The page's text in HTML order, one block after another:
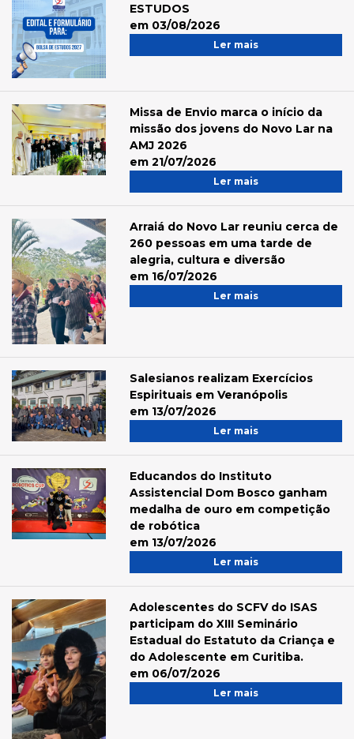
ESTUDOS
em 03/08/2026
Ler mais
Missa de Envio marca o início da
missão dos jovens do Novo Lar na
AMJ 2026
em 21/07/2026
Ler mais
Arraiá do Novo Lar reuniu cerca de
260 pessoas em uma tarde de
alegria, cultura e diversão
em 16/07/2026
Ler mais
Salesianos realizam Exercícios
Espirituais em Veranópolis
em 13/07/2026
Ler mais
Educandos do Instituto
Assistencial Dom Bosco ganham
medalha de ouro em competição
de robótica
em 13/07/2026
Ler mais
Adolescentes do SCFV do ISAS
participam do XIII Seminário
Estadual do Estatuto da Criança e
do Adolescente em Curitiba.
em 06/07/2026
Ler mais